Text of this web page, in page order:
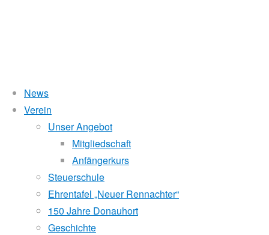
News
Verein
Unser Angebot
Mitgliedschaft
Anfängerkurs
Steuerschule
Ehrentafel „Neuer Rennachter“
150 Jahre Donauhort
Geschichte
Kategorie:
Wanderfahrt
Werra
Wasserstand Donau
Liegt der Wasserstand in Korneuburg (KORN)
beim Donauhort nicht gerudert.
Pegelstände (DoRIS)
Seichtstellen
Schleusenstatus